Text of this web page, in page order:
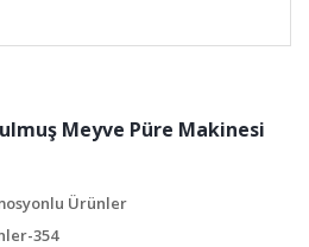
Meyve Püre Makinesi
Ürünler
354